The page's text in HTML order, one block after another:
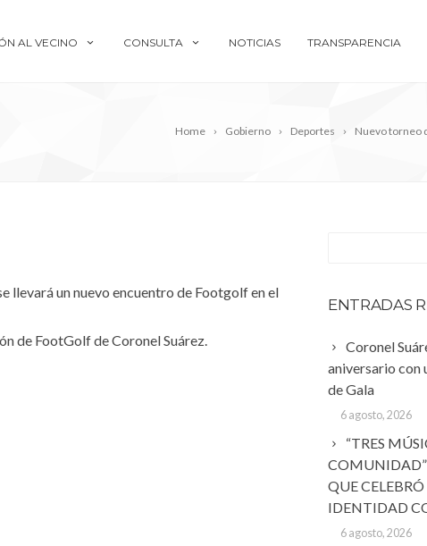
AL VECINO CONSULTA NOTICIAS TRANSPARENCIA
Home Gobierno Deportes Nuevo torneo
llevará un nuevo encuentro de Footgolf en el
de FootGolf de Coronel Suárez.
ENTRADAS
Coronel
aniversario con
de Gala
6 agosto, 2026
“TRES
QUE
IDENTIDAD
6 agosto, 2026